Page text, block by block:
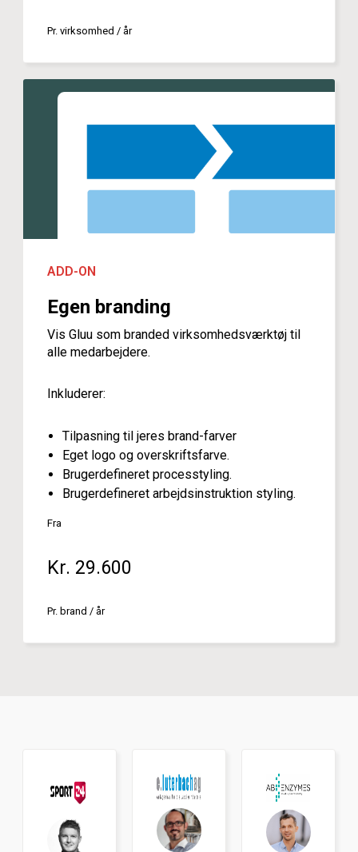
Pr. virksomhed / år
ADD-ON
Egen branding
Vis Gluu som branded virksomhedsværktøj til
alle medarbejdere.
Inkluderer:
Tilpasning til jeres brand-farver
Eget logo og overskriftsfarve.
Brugerdefineret processtyling.
Brugerdefineret arbejdsinstruktion styling.
Fra
Kr. 29.600
Pr. brand / år